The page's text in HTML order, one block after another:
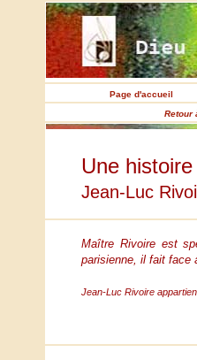
Page d'accueil
Retour
Une
Jean-Luc
Maître Rivoire est
parisienne, il fait face
Jean-Luc Rivoire